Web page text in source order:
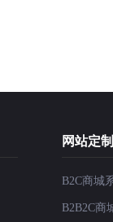
网站定制
B2C商城
B2B2C商